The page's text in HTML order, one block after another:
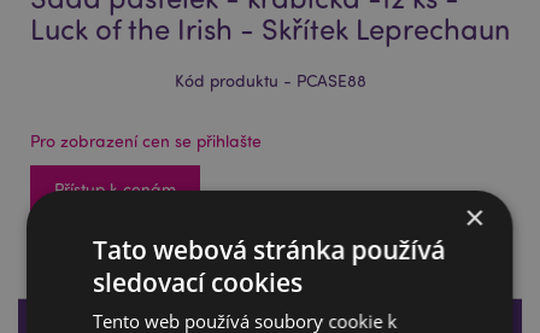
Luck of the Irish - Skřítek Leprechaun
Kód produktu - PCASE88
Pro zobrazení cen se přihlašte
Přístup k cenám
312 na skladě
Specifikace produktu
×
Tato webová stránka používá
sledovací cookies
Tento web používá soubory cookie k